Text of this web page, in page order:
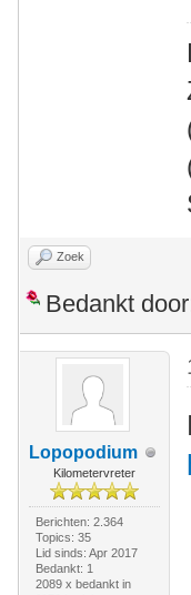
Zoek
Bedankt
Lopopodium
Kilometervreter
Berichten: 2.364
Topics: 35
Lid sinds: Apr 2017
Bedankt: 1
2089 x bedankt in